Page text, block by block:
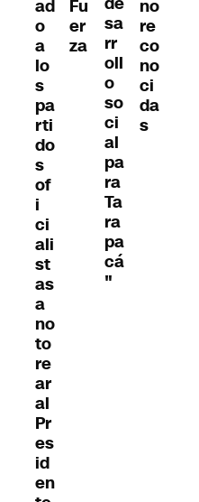
ad
o
a
lo
s
pa
rti
do
s
of
i
ci
ali
st
as
a
no
to
re
ar
al
Pr
es
id
en
Fu
er
za
sa
rr
oll
o
so
ci
al
pa
ra
Ta
ra
pa
cá
"
no
re
co
no
ci
da
s